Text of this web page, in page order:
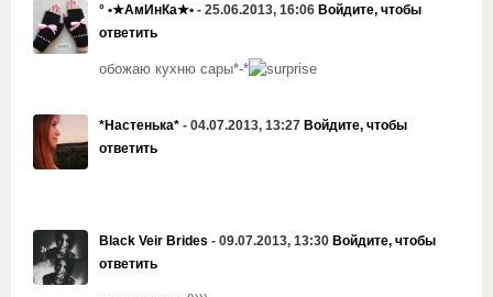
° •★АмИнКа★• - 25.06.2013, 16:06 Войдите, чтобы
ответить
обожаю кухню сары*-*
*Настенька* - 04.07.2013, 13:27 Войдите, чтобы
ответить
Black Veir Brides - 09.07.2013, 13:30 Войдите, чтобы
ответить